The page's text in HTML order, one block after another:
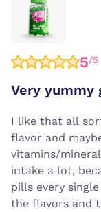
5/5
Very yummy
I like that all
flavor and
vitamins/
intake a lot,
pills every
the flavors and